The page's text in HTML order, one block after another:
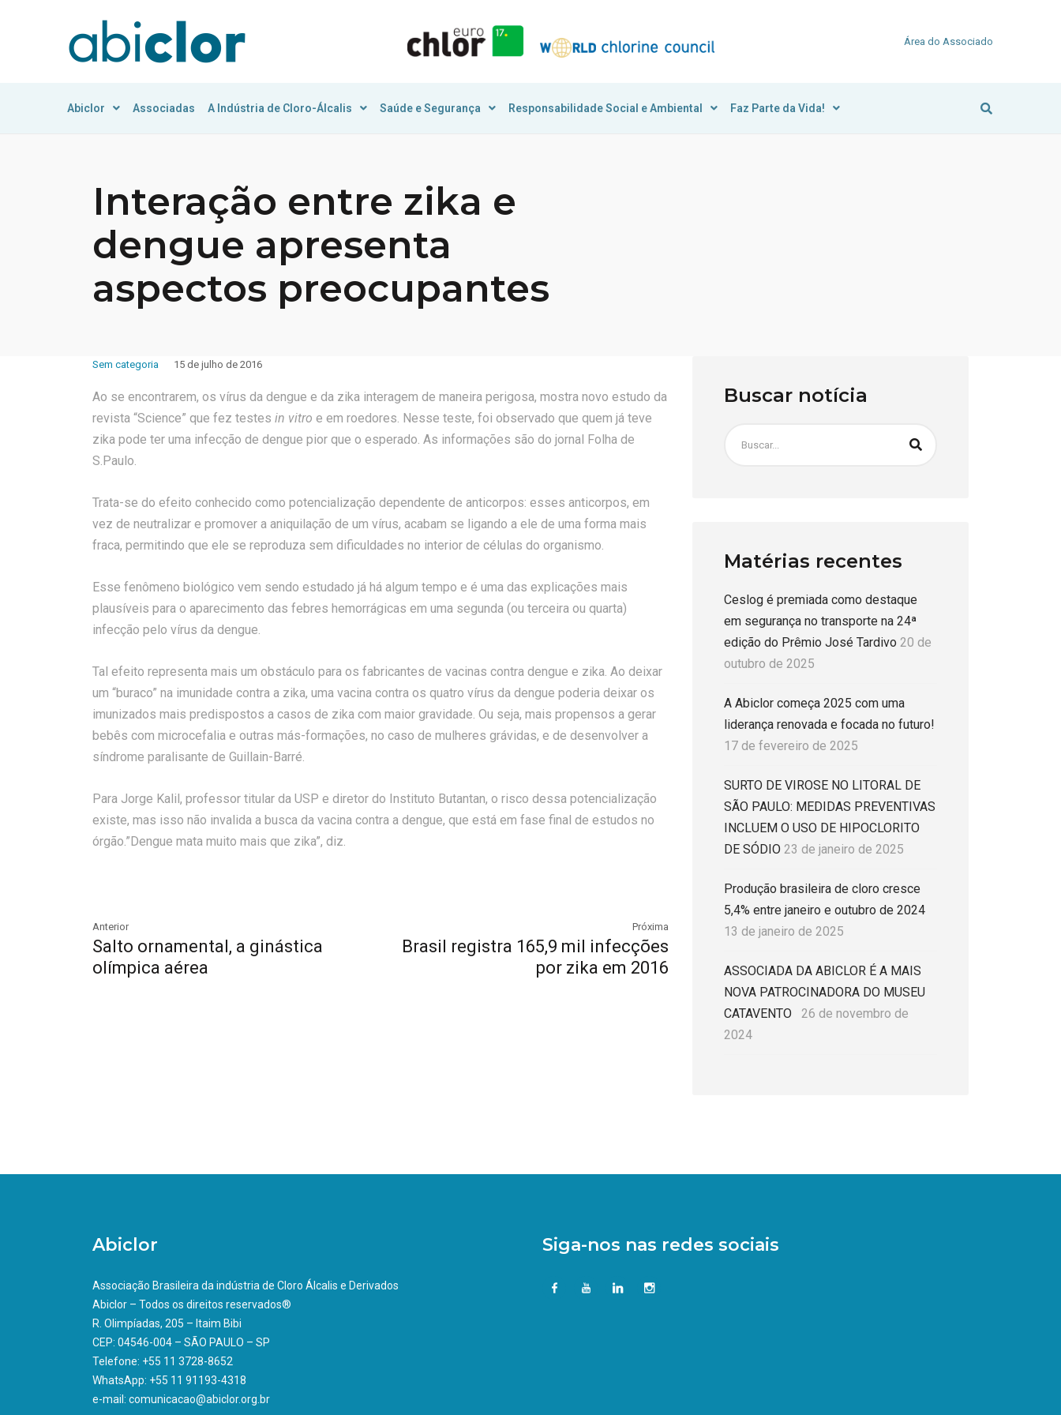
Área do Associado
Abiclor Associadas A Indústria de Cloro-Álcalis Saúde e Segurança Responsabilidade Social e Ambiental Faz Parte da Vida!
Interação entre zika e
dengue apresenta
aspectos preocupantes
Sem categoria 15 de julho de 2016
Ao se encontrarem, os vírus da dengue e da zika interagem de maneira perigosa, mostra novo estudo da
revista “Science” que fez testes in vitro e em roedores. Nesse teste, foi observado que quem já teve
zika pode ter uma infecção de dengue pior que o esperado. As informações são do jornal Folha de
S.Paulo.
Trata-se do efeito conhecido como potencialização dependente de anticorpos: esses anticorpos, em
vez de neutralizar e promover a aniquilação de um vírus, acabam se ligando a ele de uma forma mais
fraca, permitindo que ele se reproduza sem dificuldades no interior de células do organismo.
Esse fenômeno biológico vem sendo estudado já há algum tempo e é uma das explicações mais
plausíveis para o aparecimento das febres hemorrágicas em uma segunda (ou terceira ou quarta)
infecção pelo vírus da dengue.
Tal efeito representa mais um obstáculo para os fabricantes de vacinas contra dengue e zika. Ao deixar
um “buraco” na imunidade contra a zika, uma vacina contra os quatro vírus da dengue poderia deixar os
imunizados mais predispostos a casos de zika com maior gravidade. Ou seja, mais propensos a gerar
bebês com microcefalia e outras más-formações, no caso de mulheres grávidas, e de desenvolver a
síndrome paralisante de Guillain-Barré.
Para Jorge Kalil, professor titular da USP e diretor do Instituto Butantan, o risco dessa potencialização
existe, mas isso não invalida a busca da vacina contra a dengue, que está em fase final de estudos no
órgão.”Dengue mata muito mais que zika”, diz.
Anterior
Salto ornamental, a ginástica
olímpica aérea
Próxima
Brasil registra 165,9 mil infecções
por zika em 2016
Buscar notícia
Matérias recentes
Ceslog é premiada como destaque
em segurança no transporte na 24ª
edição do Prêmio José Tardivo 20 de
outubro de 2025
A Abiclor começa 2025 com uma
liderança renovada e focada no futuro!
17 de fevereiro de 2025
SURTO DE VIROSE NO LITORAL DE
SÃO PAULO: MEDIDAS PREVENTIVAS
INCLUEM O USO DE HIPOCLORITO
DE SÓDIO 23 de janeiro de 2025
Produção brasileira de cloro cresce
5,4% entre janeiro e outubro de 2024
13 de janeiro de 2025
ASSOCIADA DA ABICLOR É A MAIS
NOVA PATROCINADORA DO MUSEU
CATAVENTO
26 de novembro de
2024
Abiclor
Associação Brasileira da indústria de Cloro Álcalis e Derivados
Abiclor – Todos os direitos reservados®
R. Olimpíadas, 205 – Itaim Bibi
CEP: 04546-004 – SÃO PAULO – SP
Telefone: +55 11 3728-8652
WhatsApp: +55 11 91193-4318
e-mail: comunicacao@abiclor.org.br
Siga-nos nas redes sociais